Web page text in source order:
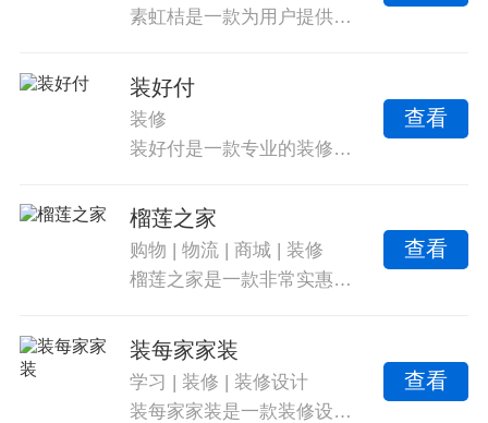
素虹桔是一款为用户提供全面的家居设计与装修服务软件，打造舒适、美观、实用的居住空间，满足不同人群的需求。我们拥有经验丰富的设计师和专业的施工队伍，为您提供个性化的设计方案和高质量的施工服务。无论是新房装修还是旧房翻新，素虹桔都能为您提供全方位的服务，让您的家居焕然一新。
装好付
装修
装好付是一款专业的装修服务应用软件，为用户提供各种装修知识和预约专业装修师傅的服务，所有装修价格公开透明，用户可以实时查看，智能匹配用户位置和装修项目，实时智能报价，绑定账户平台，交易信息一目了然，实时在线查看各种装修任务并接取任务。
查看
榴莲之家
购物 |物流 |商城
装修
榴莲之家是一款非常实惠的高质量家居商城服务软件。提供丰富的家居商品，保证品质，并支持全屋定制，满足您的个性需求。通过一键式购买功能，您可以省去中间环节，享受最低价格的优惠。还提供发布浏览家居产品、案例、设计和优惠活动等内容，并提供订单物流信息跟踪和在线咨询服务，让您全程无忧。
查看
装每家家装
学习 | 装修 | 装修设计
装每家家装是一款装修设计软件，用户可以根据自己喜好设计家居，体验专业设计师的乐趣。多样设计风格材料、大品牌家具选择、各国风格设计、真实楼盘和实地测量空间尺寸等。还能学到设计知识，自由拆除再装修，免费使用大品牌家具，提供装修预算报价。
查看